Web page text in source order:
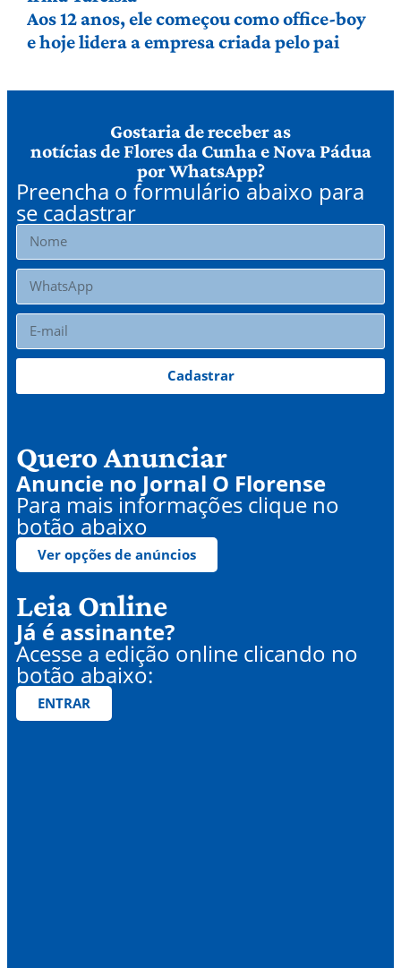
Aos 12 anos, ele começou como office-boy
e hoje lidera a empresa criada pelo pai
Gostaria de receber as
notícias de Flores da Cunha e Nova Pádua
por WhatsApp?
Preencha o formulário abaixo para
se cadastrar
Cadastrar
Quero Anunciar
Anuncie no Jornal O Florense
Para mais informações clique no
botão abaixo
Ver opções de anúncios
Leia Online
Já é assinante?
Acesse a edição online clicando no
botão abaixo:
ENTRAR